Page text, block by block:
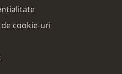
cookie-uri